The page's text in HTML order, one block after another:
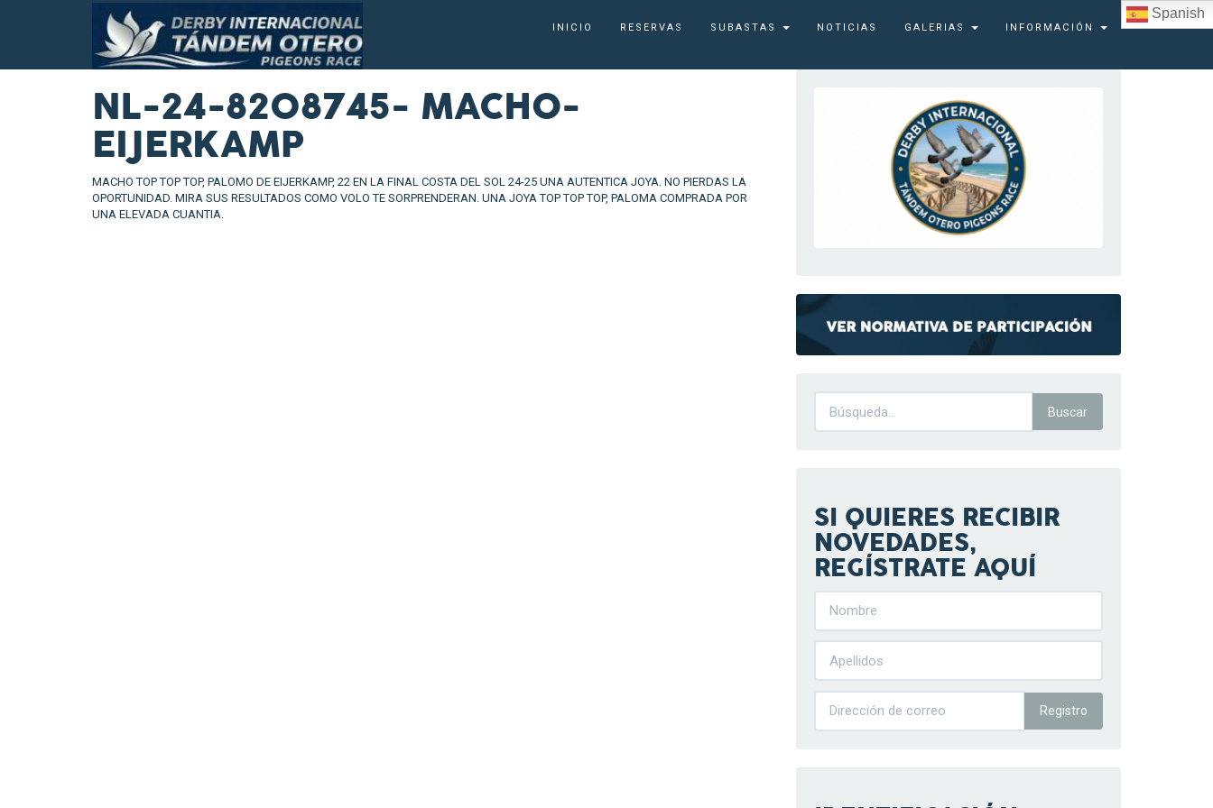
INICIO RESERVAS SUBASTAS NOTICIAS GALERIAS INFORMACIÓN
Spanish
NL-24-8208745- MACHO-
EIJERKAMP
MACHO TOP TOP TOP, PALOMO DE EIJERKAMP, 22 EN LA FINAL COSTA DEL SOL 24-25 UNA AUTENTICA JOYA. NO PIERDAS LA
OPORTUNIDAD. MIRA SUS RESULTADOS COMO VOLO TE SORPRENDERAN. UNA JOYA TOP TOP TOP, PALOMA COMPRADA POR
UNA ELEVADA CUANTIA.
SI QUIERES RECIBIR
NOVEDADES,
REGÍSTRATE AQUÍ
Registro